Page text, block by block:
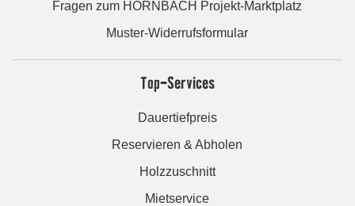
Fragen zum HORNBACH Projekt-Marktplatz
Muster-Widerrufsformular
Top-Services
Dauertiefpreis
Reservieren & Abholen
Holzzuschnitt
Mietservice